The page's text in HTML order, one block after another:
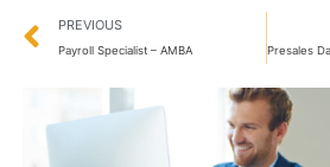
Prev
PREVIOUS
Payroll Specialist – AMBA